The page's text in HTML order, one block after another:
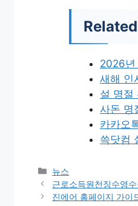
2026년
새해 인
설 명절
사돈 명
카카오
쓱닷컴
카
테
고
뉴스
근로소득원천징수영
진에어 홈페이지 가이